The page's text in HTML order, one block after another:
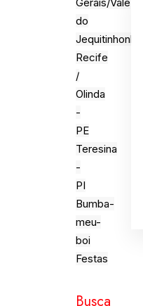
do
Jequitinhonha
Recife
/
Olinda
-
PE
Teresina
-
PI
Bumba-
meu-
boi
Festas
Busca